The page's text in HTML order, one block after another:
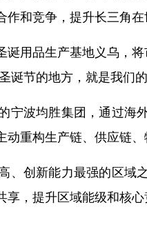
和竞争，提升长三角在
用品生产基地义乌，
诞节的地方，就是我们
宁波均胜集团，通过海
重构生产链、供应链、
、创新能力最强的区
，提升区域能级和核